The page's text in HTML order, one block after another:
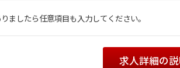
ましたら任意項目も入力してください。
求人詳細の